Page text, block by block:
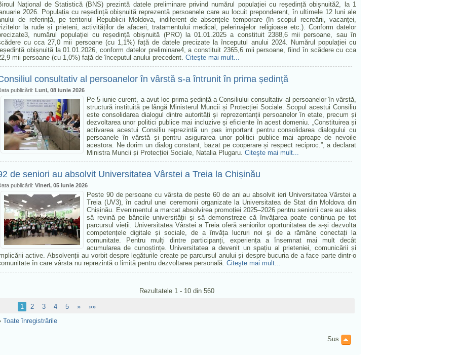
Național de Statistică (BNS) prezintă datele preliminare privind numărul populației cu reședință obișnuită2, la 1
2026. Populația cu reședință obișnuită reprezentă persoanele care au locuit preponderent, în ultimele 12 luni ale
de referință, pe teritoriul Republicii Moldova, indiferent de absențele temporare (în scopul recreării, vacanței,
la rude și prieteni, activităților de afaceri, tratamentului medical, pelerinajelor religioase etc.). Conform datelor
numărul populației cu reședință obișnuită (PRO) la 01.01.2025 a constituit 2388,6 mii persoane, sau în
cu cca 27,0 mii persoane (cu 1,1%) față de datele precizate la începutul anului 2024. Numărul populației cu
obișnuită la 01.01.2026, conform datelor preliminare4, a constituit 2365,6 mii persoane, fiind în scădere cu cca
mii persoane (cu 1,0%) față de începutul anului precedent. Citeşte mai mult...
consultativ al persoanelor în vârstă s-a întrunit în prima ședință
publicării: Luni, 08 iunie 2026
Pe 5 iunie curent, a avut loc prima ședință a Consiliului consultativ al persoanelor în vârstă,
structură instituită pe lângă Ministerul Muncii și Protecției Sociale. Scopul acestui Consiliu
este consolidarea dialogul dintre autorități și reprezentanții persoanelor în etate, precum și
dezvoltarea unor politici publice mai incluzive și eficiente în acest domeniu. „Constituirea și
activarea acestui Consiliu reprezintă un pas important pentru consolidarea dialogului cu
persoanele în vârstă și pentru asigurarea unor politici publice mai aproape de nevoile
acestora. Ne dorim un dialog constant, bazat pe cooperare și respect reciproc.”, a declarat
Ministra Muncii și Protecției Sociale, Natalia Plugaru. Citeşte mai mult...
de seniori au absolvit Universitatea Vârstei a Treia la Chișinău
publicării: Vineri, 05 iunie 2026
Peste 90 de persoane cu vârsta de peste 60 de ani au absolvit ieri Universitatea Vârstei a
Treia (UV3), în cadrul unei ceremonii organizate la Universitatea de Stat din Moldova din
Chișinău. Evenimentul a marcat absolvirea promoției 2025–2026 pentru seniorii care au ales
să revină pe băncile universității și să demonstreze că învățarea poate continua pe tot
parcursul vieții. Universitatea Vârstei a Treia oferă seniorilor oportunitatea de a-și dezvolta
competențele digitale și sociale, de a învăța lucruri noi și de a rămâne conectați la
comunitate. Pentru mulți dintre participanți, experiența a însemnat mai mult decât
acumularea de cunoștințe. Universitatea a devenit un spațiu al prieteniei, comunicării și
active. Absolvenții au vorbit despre legăturile create pe parcursul anului și despre bucuria de a face parte dintr-o
în care vârsta nu reprezintă o limită pentru dezvoltarea personală. Citeşte mai mult...
Rezultatele 1 - 10 din 560
1 2 3 4 5 »
»»
Toate înregistrările
Sus